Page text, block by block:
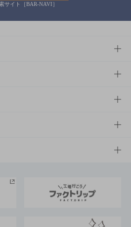
サイト［BAR-NAVI］
大阪
ステナビリティ経営